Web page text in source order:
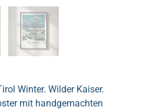
Winter. Wilder Kaiser.
mit handgemachten